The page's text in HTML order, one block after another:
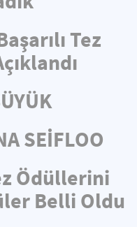
Tez
SEİFLOO
Ödüllerini
Belli Oldu